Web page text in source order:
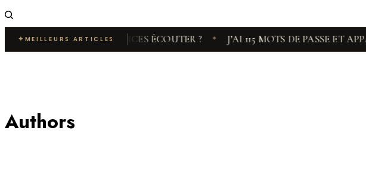
✦ MEILLEURS ARTICLES
FRÉQUENCES ÉCOUTER ? ◆ J’AI 115 MOTS DE PASSE ET
Authors